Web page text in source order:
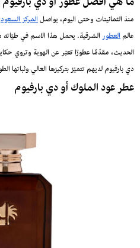
ما هي أفضل عطور أو دي بارفيوم
منذ الثمانينات وحتى اليوم، يواصلالمركز
عالمالعطورالشرقية. يحمل هذا الاسم في طيّاته
الحديث، مقدّمًا عطورًا تعبّر عن الهوية وتروي
دي بارفيوم لديهم تتميّز بتركيزها العالي وثباتها
عطر عود الملوك أو دي بارفيوم